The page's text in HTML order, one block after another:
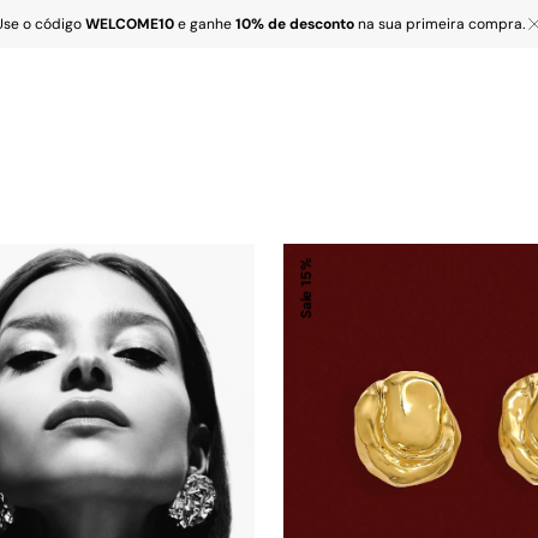
o códigoWELCOME10e ganhe10% de descontona sua primeira compra.
Brinco
Eco
Sale
15%